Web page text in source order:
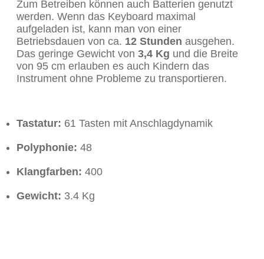
Zum Betreiben können auch Batterien genutzt
werden. Wenn das Keyboard maximal
aufgeladen ist, kann man von einer
Betriebsdauen von ca. 12 Stunden ausgehen.
Das geringe Gewicht von 3,4 Kg und die Breite
von 95 cm erlauben es auch Kindern das
Instrument ohne Probleme zu transportieren.
Tastatur: 61 Tasten mit Anschlagdynamik
Polyphonie: 48
Klangfarben: 400
Gewicht: 3.4 Kg